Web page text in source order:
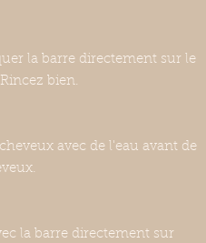
la barre directement sur le
bien.
avec de l'eau avant de
la barre directement sur